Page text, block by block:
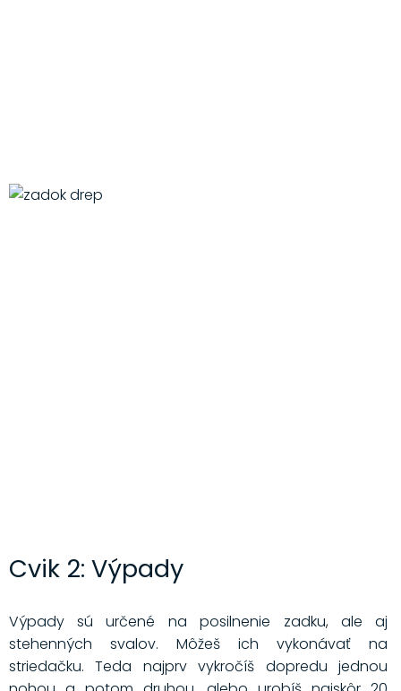
Cvik 2: Výpady
Výpady sú určené na posilnenie zadku, ale aj
stehenných svalov. Môžeš ich vykonávať na
striedačku. Teda najprv vykročíš dopredu jednou